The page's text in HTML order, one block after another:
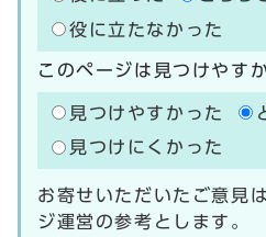
役に立たなかった
このページは見つけやす
見つけやすかった
見つけにくかった
お寄せいただいたご意見
ジ運営の参考とします。